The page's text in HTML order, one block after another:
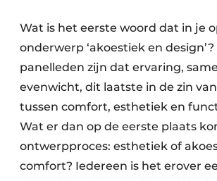
Wat is het eerste woord dat in je
onderwerp ‘akoestiek en design’?
panelleden zijn dat ervaring,
evenwicht, dit laatste in de zin
tussen comfort, esthetiek en
Wat er dan op de eerste plaats
ontwerpproces: esthetiek of
comfort? Iedereen is het erover